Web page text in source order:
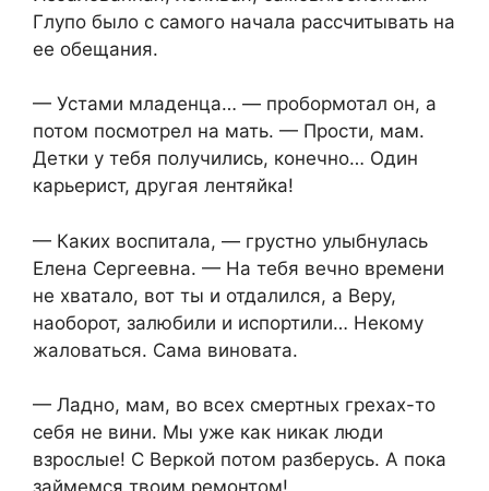
Глупо было с самого начала рассчитывать на
ее обещания.
— Устами младенца… — пробормотал он, а
потом посмотрел на мать. — Прости, мам.
Детки у тебя получились, конечно… Один
карьерист, другая лентяйка!
— Каких воспитала, — грустно улыбнулась
Елена Сергеевна. — На тебя вечно времени
не хватало, вот ты и отдалился, а Веру,
наоборот, залюбили и испортили… Некому
жаловаться. Сама виновата.
— Ладно, мам, во всех смертных грехах-то
себя не вини. Мы уже как никак люди
взрослые! С Веркой потом разберусь. А пока